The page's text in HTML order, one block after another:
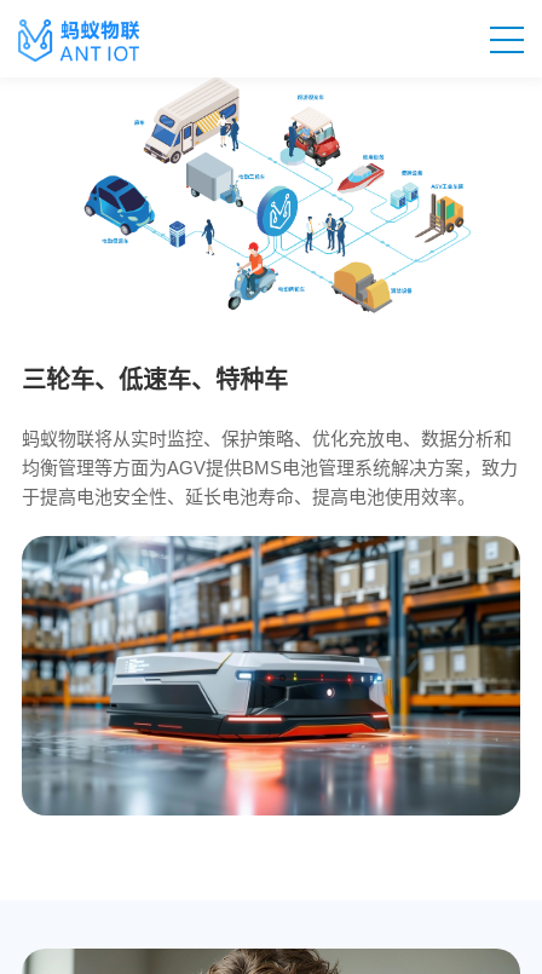
三轮车、低速车、特种车
蚂蚁物联将从实时监控、保护策略、优化充放电、数据分析和
均衡管理等方面为AGV提供BMS电池管理系统解决方案，致力
于提高电池安全性、延长电池寿命、提高电池使用效率。